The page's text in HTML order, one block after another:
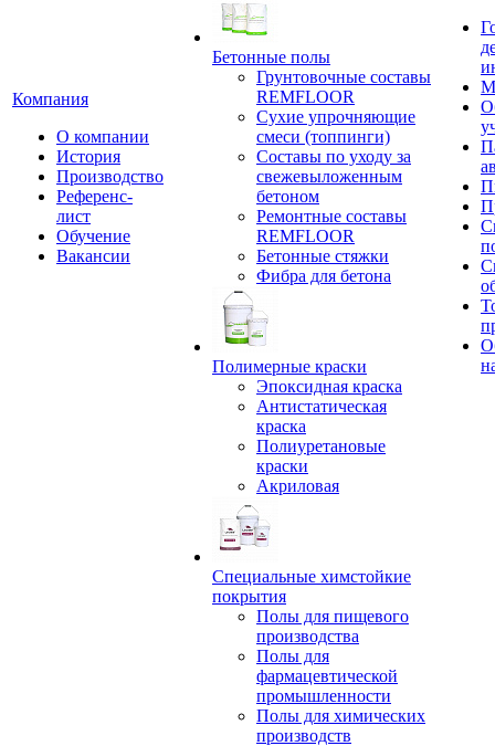
Компания
О компании
История
Производство
Референс-
лист
Обучение
Вакансии
Бетонные полы
Грунтовочные составы
REMFLOOR
Сухие упрочняющие
смеси (топпинги)
Составы по уходу за
свежевыложенным
бетоном
Ремонтные составы
REMFLOOR
Бетонные стяжки
Фибра для бетона
Полимерные краски
Эпоксидная краска
Антистатическая
краска
Полиуретановые
краски
Акриловая
Специальные химстойкие
покрытия
Полы для пищевого
производства
Полы для
фармацевтической
промышленности
Полы для химических
производств